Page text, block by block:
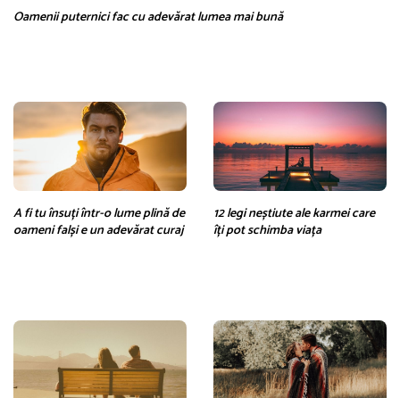
Oamenii puternici fac cu adevărat lumea mai bună
A fi tu însuți într-o lume plină de
oameni falși e un adevărat curaj
12 legi neștiute ale karmei care
îți pot schimba viața